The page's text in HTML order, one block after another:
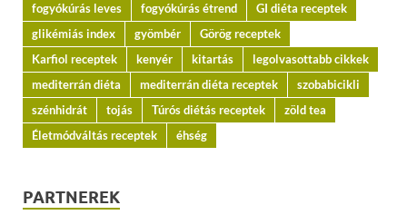
fogyókúrás leves
fogyókúrás étrend
GI diéta receptek
glikémiás index
gyömbér
Görög receptek
Karfiol receptek
kenyér kitartás
legolvasottabb cikkek
mediterrán diéta
mediterrán diéta receptek
szobabicikli
szénhidrát
tojás Túrós diétás receptek
zöld tea
Életmódváltás receptek
éhség
PARTNEREK